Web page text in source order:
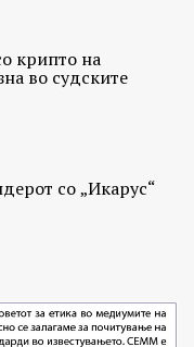
крипто на
во судските
со „Икарус“